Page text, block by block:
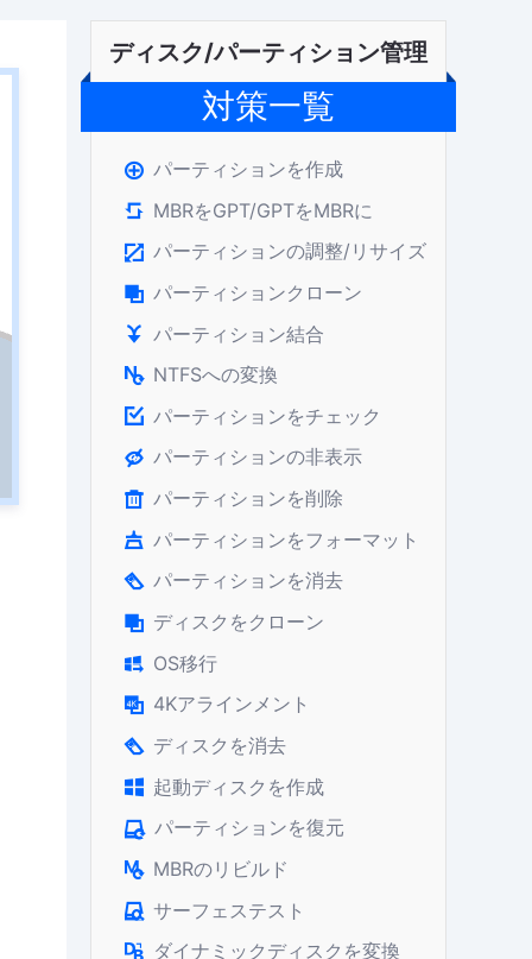
ディスク/パーティション管理
対策一覧
 パーティションを作成
 MBRをGPT/GPTをMBRに
 パーティションの調整/リサイズ
 パーティションクローン
 パーティション結合
 NTFSへの変換
 パーティションをチェック
 パーティションの非表示
 パーティションを削除
 パーティションをフォーマット
 パーティションを消去
 ディスクをクローン
 OS移行
 4Kアラインメント
 ディスクを消去
 起動ディスクを作成
 パーティションを復元
 MBRのリビルド
 サーフェステスト
 ダイナミックディスクを変換